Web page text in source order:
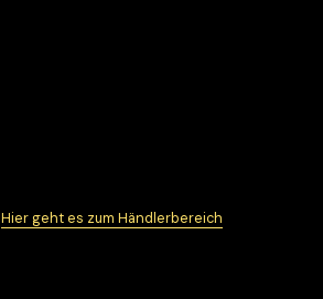
Hier geht es zum Händlerbereich